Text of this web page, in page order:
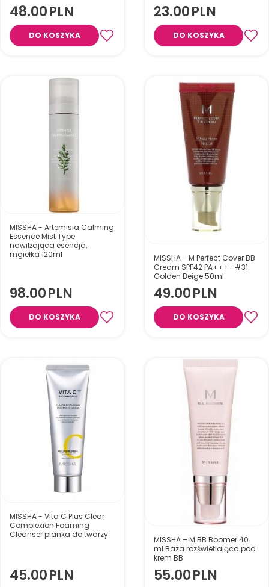
Wielofunkcyjny krem
BB skutecznie kryje
niedoskonałości,
nadając efekt wygładzonej i
48.00PLN
DO KOSZYKA
MISSHA 4D Mascara – tusz do
rzęs nadający objętość i
wydłużenie. Precyzyjna
szczoteczka, intensywny efekt.
23.00PLN
DO KOSZYKA
Kojąco-nawilżająca mgiełka
MISSHA - Artemisia Calming
Essence Mist Type
nawilżająca esencja,
mgiełka 120ml
98.00PLN
DO KOSZYKA
MISSHA - M Perfect Cover BB
Cream SPF42 PA+++ -#31
Golden Beige 50ml
49.00PLN
DO KOSZYKA
MISSHA - Vita C Plus Clear
Complexion Foaming
Cleanser pianka do twarzy
45.00PLN
MISSHA – M BB Boomer 40
ml Baza rozświetlająca pod
krem BB
55.00PLN